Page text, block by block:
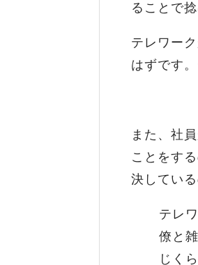
ることで
テレワー
はずです
また、社
ことをす
決してい
テレ
僚と
じく